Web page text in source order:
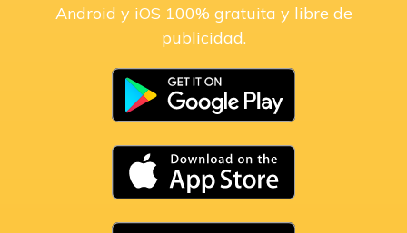
Android y iOS 100% gratuita y libre de
publicidad.